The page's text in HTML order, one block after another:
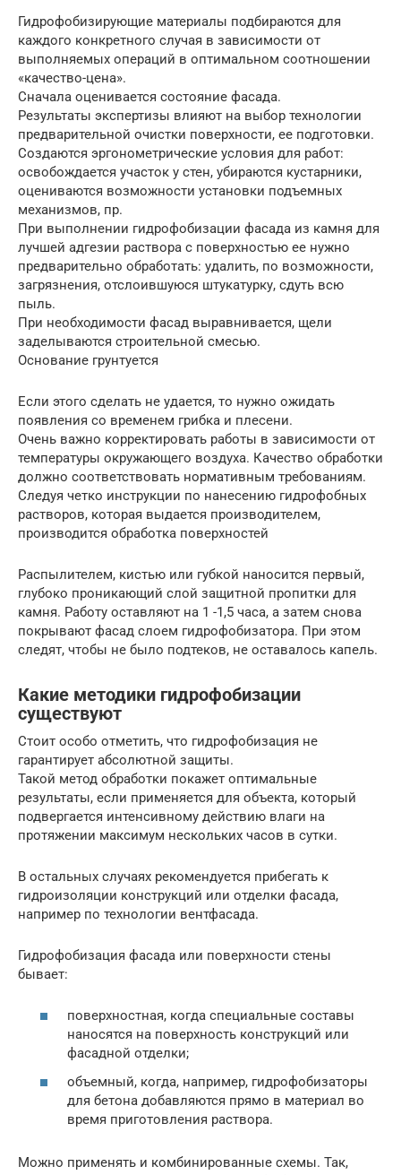
Гидрофобизирующие материалы подбираются для
каждого конкретного случая в зависимости от
выполняемых операций в оптимальном соотношении
«качество-цена».
Сначала оценивается состояние фасада.
Результаты экспертизы влияют на выбор технологии
предварительной очистки поверхности, ее подготовки.
Создаются эргонометрические условия для работ:
освобождается участок у стен, убираются кустарники,
оцениваются возможности установки подъемных
механизмов, пр.
При выполнении гидрофобизации фасада из камня для
лучшей адгезии раствора с поверхностью ее нужно
предварительно обработать: удалить, по возможности,
загрязнения, отслоившуюся штукатурку, сдуть всю
пыль.
При необходимости фасад выравнивается, щели
заделываются строительной смесью.
Основание грунтуется
Если этого сделать не удается, то нужно ожидать
появления со временем грибка и плесени.
Очень важно корректировать работы в зависимости от
температуры окружающего воздуха. Качество обработки
должно соответствовать нормативным требованиям.
Следуя четко инструкции по нанесению гидрофобных
растворов, которая выдается производителем,
производится обработка поверхностей
Распылителем, кистью или губкой наносится первый,
глубоко проникающий слой защитной пропитки для
камня. Работу оставляют на 1 -1,5 часа, а затем снова
покрывают фасад слоем гидрофобизатора. При этом
следят, чтобы не было подтеков, не оставалось капель.
Какие методики гидрофобизации
существуют
Стоит особо отметить, что гидрофобизация не
гарантирует абсолютной защиты.
Такой метод обработки покажет оптимальные
результаты, если применяется для объекта, который
подвергается интенсивному действию влаги на
протяжении максимум нескольких часов в сутки.
В остальных случаях рекомендуется прибегать к
гидроизоляции конструкций или отделки фасада,
например по технологии вентфасада.
Гидрофобизация фасада или поверхности стены
бывает:
поверхностная, когда специальные составы
наносятся на поверхность конструкций или
фасадной отделки;
объемный, когда, например, гидрофобизаторы
для бетона добавляются прямо в материал во
время приготовления раствора.
Можно применять и комбинированные схемы. Так,